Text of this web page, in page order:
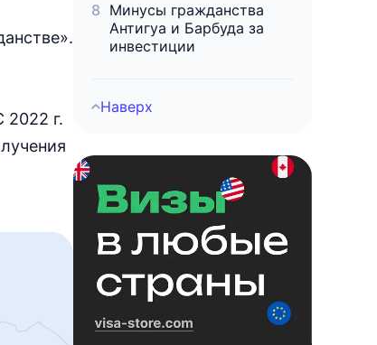
2022 г.
Минусы гражданства
Антигуа и Барбуда за
инвестиции
Наверх